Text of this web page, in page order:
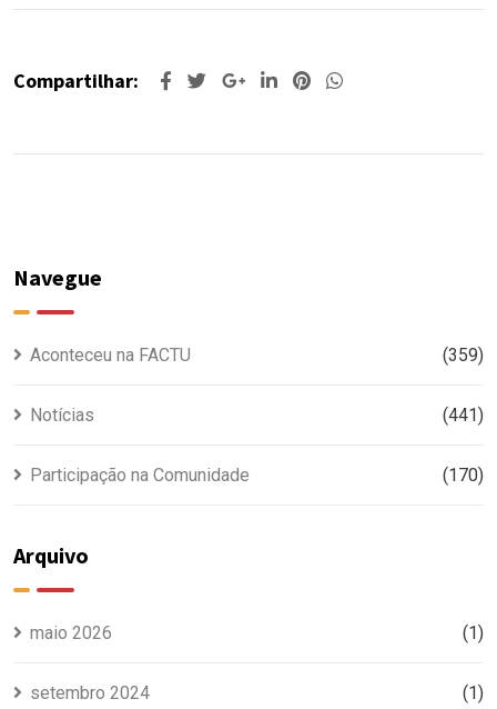
Compartilhar:
Navegue
Aconteceu na FACTU (359)
Notícias (441)
Participação na Comunidade (170)
Arquivo
maio 2026 (1)
setembro 2024 (1)